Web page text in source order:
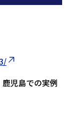
児島での実例